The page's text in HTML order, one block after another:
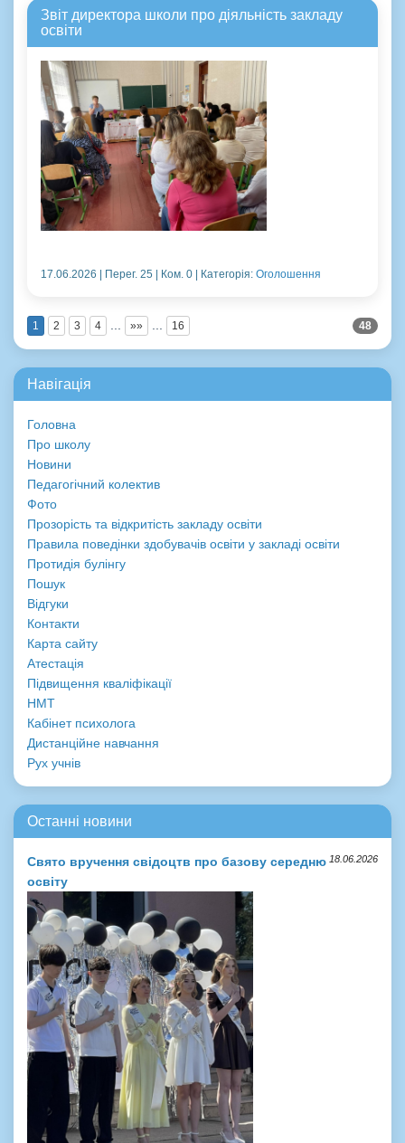
Звіт директора школи про діяльність закладу
освіти
17.06.2026 | Перег. 25 | Ком. 0 | Категорія: Оголошення
1 2 3 4 »» 16 48
Навігація
Головна
Про школу
Новини
Педагогічний колектив
Фото
Прозорість та відкритість закладу освіти
Правила поведінки здобувачів освіти у закладі освіти
Протидія булінгу
Пошук
Відгуки
Контакти
Карта сайту
Атестація
Підвищення кваліфікації
НМТ
Кабінет психолога
Дистанційне навчання
Рух учнів
Останні новини
18.06.2026
Свято вручення свідоцтв про базову середню
освіту